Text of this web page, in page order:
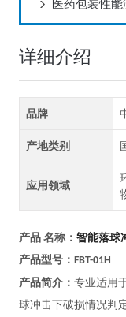
医药包装性
详细介绍
品牌
产地类别
应用领域
产品 名称： 智能落球
产品型号：FBT-01H
产品简介： 专业适用
球冲击下破损情况判定